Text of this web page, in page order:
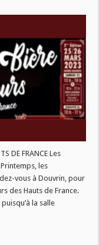
DE FRANCE Les
les
vous à Douvrin, pour
des Hauts de France.
la salle